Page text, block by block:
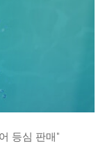
등심 판매"